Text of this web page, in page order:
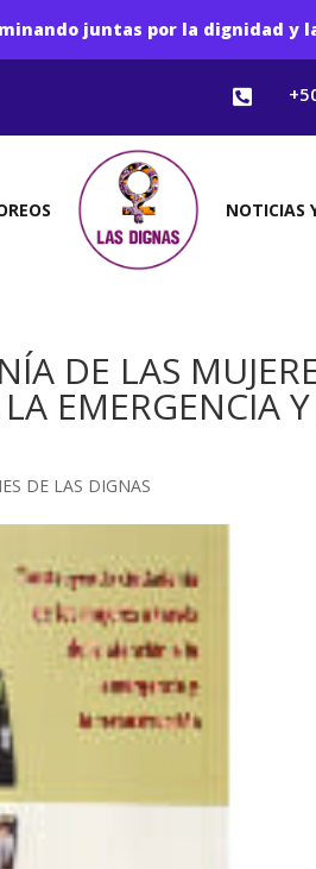
juntas por la dignidad y

NOTICIAS
DE LAS
EMERGENCIA
DE LAS DIGNAS